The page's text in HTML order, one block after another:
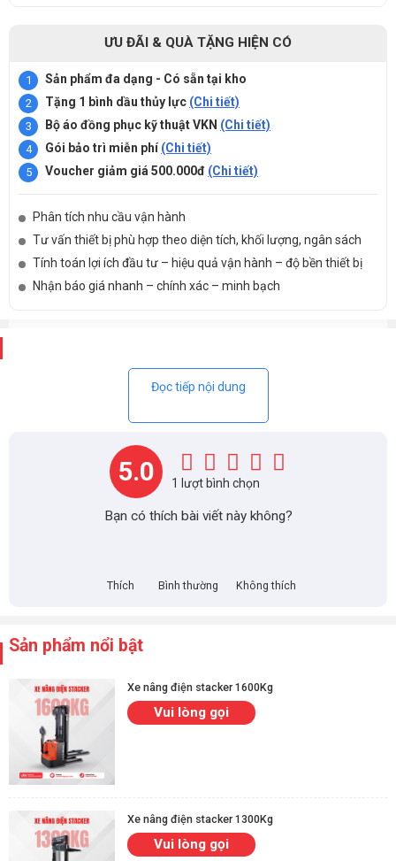
ƯU ĐÃI & QUÀ TẶNG HIỆN CÓ
Sản phẩm đa dạng - Có sẵn tại kho
Tặng 1 bình dầu thủy lực (Chi tiết)
Bộ áo đồng phục kỹ thuật VKN (Chi tiết)
Gói bảo trì miễn phí (Chi tiết)
Voucher giảm giá 500.000đ (Chi tiết)
Phân tích nhu cầu vận hành
Tư vấn thiết bị phù hợp theo diện tích, khối lượng, ngân sách
Tính toán lợi ích đầu tư – hiệu quả vận hành – độ bền thiết bị
Nhận báo giá nhanh – chính xác – minh bạch
Đọc tiếp nội dung
5.0 1 lượt bình chọn
Bạn có thích bài viết này không?
Thích Bình thường Không thích
Sản phẩm nổi bật
Xe nâng điện stacker 1600Kg
Vui lòng gọi
Xe nâng điện stacker 1300Kg
Vui lòng gọi